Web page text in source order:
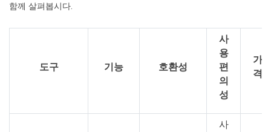
함께 살펴봅시다.
도구 기능 호환성
사
용
편
의
성
가
격
사